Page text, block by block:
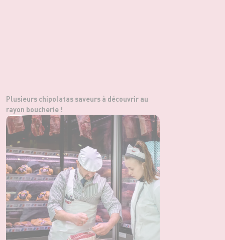
Plusieurs chipolatas saveurs à découvrir au
rayon boucherie !